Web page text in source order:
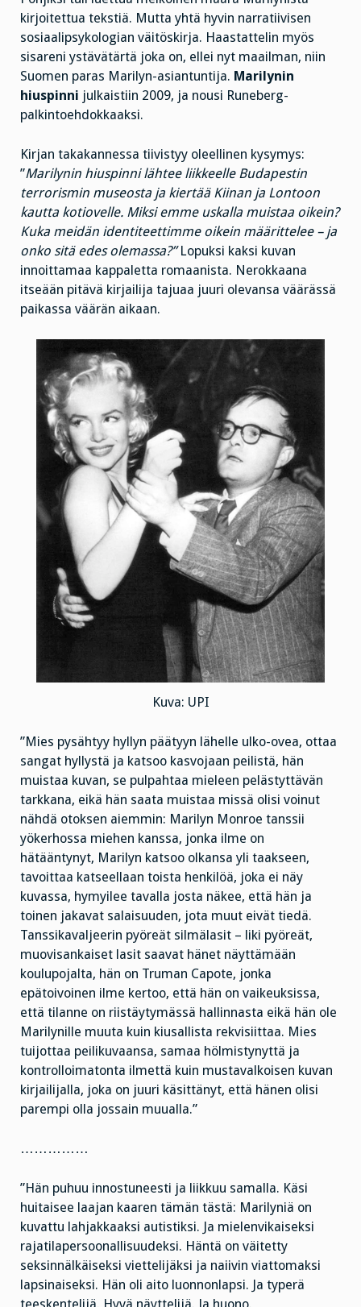
kirjoitettua tekstiä. Mutta yhtä hyvin narratiivisen
sosiaalipsykologian väitöskirja. Haastattelin myös
sisareni ystävätärtä joka on, ellei nyt maailman, niin
Suomen paras Marilyn-asiantuntija. Marilynin
hiuspinni julkaistiin 2009, ja nousi Runeberg-
palkintoehdokkaaksi.
Kirjan takakannessa tiivistyy oleellinen kysymys:
”Marilynin hiuspinni lähtee liikkeelle Budapestin
terrorismin museosta ja kiertää Kiinan ja Lontoon
kautta kotiovelle. Miksi emme uskalla muistaa oikein?
Kuka meidän identiteettimme oikein määrittelee – ja
onko sitä edes olemassa?”Lopuksi kaksi kuvan
innoittamaa kappaletta romaanista. Nerokkaana
itseään pitävä kirjailija tajuaa juuri olevansa väärässä
paikassa väärän aikaan.
Kuva: UPI
”Mies pysähtyy hyllyn päätyyn lähelle ulko-ovea, ottaa
sangat hyllystä ja katsoo kasvojaan peilistä, hän
muistaa kuvan, se pulpahtaa mieleen pelästyttävän
tarkkana, eikä hän saata muistaa missä olisi voinut
nähdä otoksen aiemmin: Marilyn Monroe tanssii
yökerhossa miehen kanssa, jonka ilme on
hätääntynyt, Marilyn katsoo olkansa yli taakseen,
tavoittaa katseellaan toista henkilöä, joka ei näy
kuvassa, hymyilee tavalla josta näkee, että hän ja
toinen jakavat salaisuuden, jota muut eivät tiedä.
Tanssikavaljeerin pyöreät silmälasit – liki pyöreät,
muovisankaiset lasit saavat hänet näyttämään
koulupojalta, hän on Truman Capote, jonka
epätoivoinen ilme kertoo, että hän on vaikeuksissa,
että tilanne on riistäytymässä hallinnasta eikä hän ole
Marilynille muuta kuin kiusallista rekvisiittaa. Mies
tuijottaa peilikuvaansa, samaa hölmistynyttä ja
kontrolloimatonta ilmettä kuin mustavalkoisen kuvan
kirjailijalla, joka on juuri käsittänyt, että hänen olisi
parempi olla jossain muualla.”
……………
”Hän puhuu innostuneesti ja liikkuu samalla. Käsi
huitaisee laajan kaaren tämän tästä: Marilyniä on
kuvattu lahjakkaaksi autistiksi. Ja mielenvikaiseksi
rajatilapersoonallisuudeksi. Häntä on väitetty
seksinnälkäiseksi viettelijäksi ja naiivin viattomaksi
lapsinaiseksi. Hän oli aito luonnonlapsi. Ja typerä
teeskentelijä. Hyvä näyttelijä. Ja huono.